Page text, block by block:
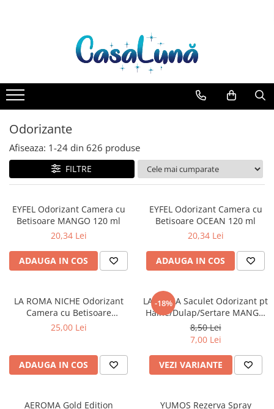
Toate Produsele
Gamma D'ORO Odorizant Cu
Betisoare 120 ml
EYFEL
EYFEL Odorizant Auto 10 ml
EYFEL Odorizant Camera cu
Betisoare 120 ml
EYFEL Spray Odorizant 400 ml
LORIS Odorizant cu Betisoare 120
ml
Anticalcar
Balsam rufe
Detergent lichid
Inalbitor
Parfum de rufe
Odorizante
Afiseaza: 1-24 din 626 produse
FILTRE
EYFEL Odorizant Camera cu
Betisoare MANGO 120 ml
20,34 Lei
ADAUGA IN COS
EYFEL Odorizant Camera cu
Betisoare OCEAN 120 ml
20,34 Lei
ADAUGA IN COS
LA ROMA NICHE Odorizant
Camera cu Betisoare
MADEMOSELLE 120 ml
25,00 Lei
ADAUGA IN COS
-18%
LA ROMA Saculet Odorizant pt
Haine/Dulap/Sertare MANGO
26g
8,50 Lei
7,00 Lei
VEZI VARIANTE
AEROMA Gold Edition
YUMOS Rezerva Spray